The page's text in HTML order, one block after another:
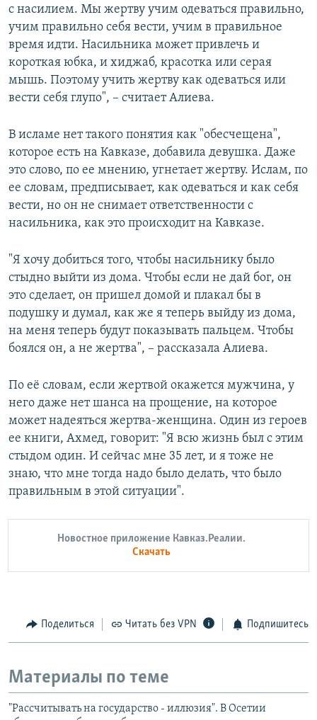
с насилием. Мы жертву учим одеваться правильно,
учим правильно себя вести, учим в правильное
время идти. Насильника может привлечь и
короткая юбка, и хиджаб, красотка или серая
мышь. Поэтому учить жертву как одеваться или
вести себя глупо", – считает Алиева.
В исламе нет такого понятия как "обесчещена",
которое есть на Кавказе, добавила девушка. Даже
это слово, по ее мнению, угнетает жертву. Ислам, по
ее словам, предписывает, как одеваться и как себя
вести, но он не снимает ответственности с
насильника, как это происходит на Кавказе.
"Я хочу добиться того, чтобы насильнику было
стыдно выйти из дома. Чтобы если не дай бог, он
это сделает, он пришел домой и плакал бы в
подушку и думал, как же я теперь выйду из дома,
на меня теперь будут показывать пальцем. Чтобы
боялся он, а не жертва", – рассказала Алиева.
По её словам, если жертвой окажется мужчина, у
него даже нет шанса на прощение, на которое
может надеяться жертва-женщина. Один из героев
ее книги, Ахмед, говорит: "Я всю жизнь был с этим
стыдом один. И сейчас мне 35 лет, и я тоже не
знаю, что мне тогда надо было делать, что было
правильным в этой ситуации".
Новостное приложение Кавказ.Реалии.
Скачать
Поделиться Читать без VPN Подпишитесь
Материалы по теме
"Рассчитывать на государство - иллюзия". В Осетии